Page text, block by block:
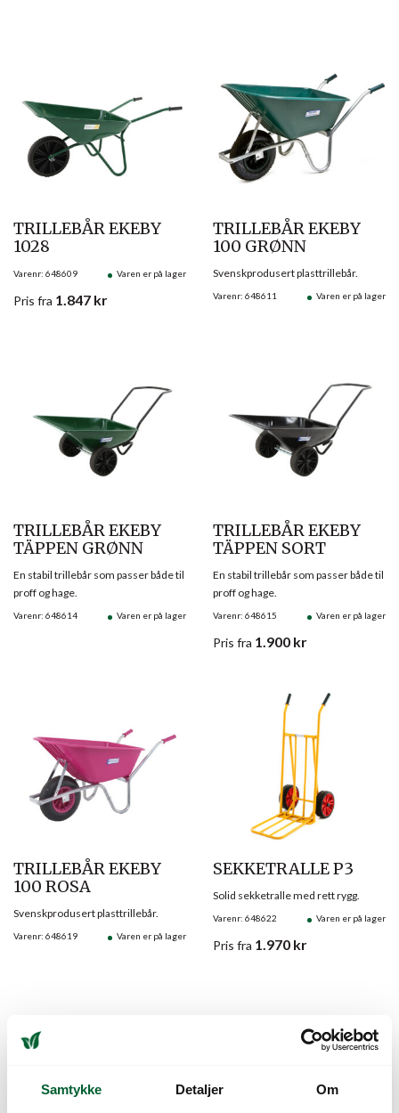
Samtykke Detaljer Om
TRILLEBÅR EKEBY
1028
Varenr: 648609 Varen er på lager
Pris fra 1.847 kr
TRILLEBÅR EKEBY
100 GRØNN
Varenr: 648611 Varen er på lager
Svenskprodusert plasttrillebår.
TRILLEBÅR EKEBY
TÄPPEN GRØNN
Varenr: 648614 Varen er på lager
En stabil trillebår som passer både til
proff og hage.
TRILLEBÅR EKEBY
TÄPPEN SORT
Varenr: 648615 Varen er på lager
En stabil trillebår som passer både til
proff og hage.
Pris fra 1.900 kr
TRILLEBÅR EKEBY
100 ROSA
Varenr: 648619 Varen er på lager
Svenskprodusert plasttrillebår.
SEKKETRALLE P3
Varenr: 648622 Varen er på lager
Solid sekketralle med rett rygg.
Pris fra 1.970 kr